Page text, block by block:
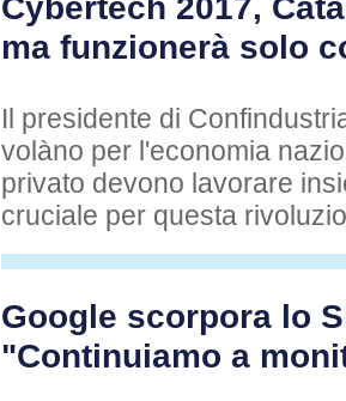
ma funzionerà solo
Il presidente di
volàno per l'economia
privato devono lavorare
cruciale per questa
Google scorpora lo
"Continuiamo a